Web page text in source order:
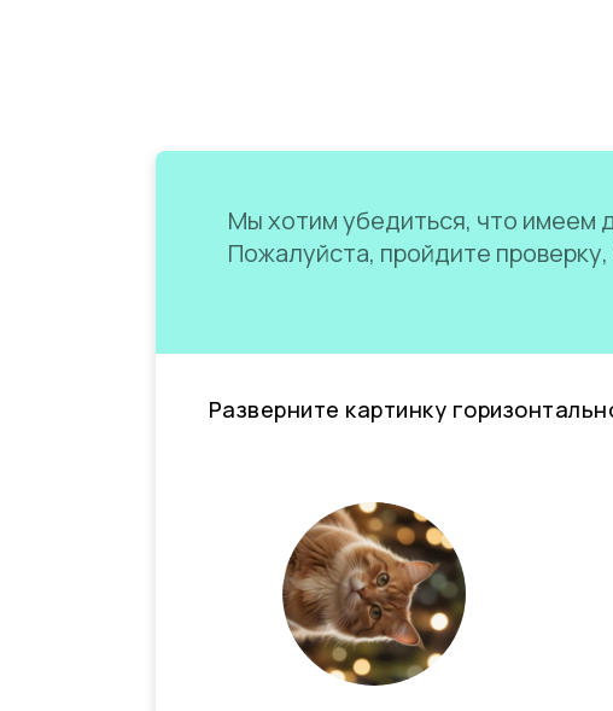
Мы хотим убедиться, что имеем
Пожалуйста, пройдите
Разверните картинку